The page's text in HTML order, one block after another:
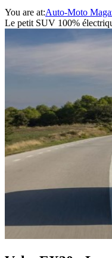
You are at:Auto-Moto
Le petit SUV 100%